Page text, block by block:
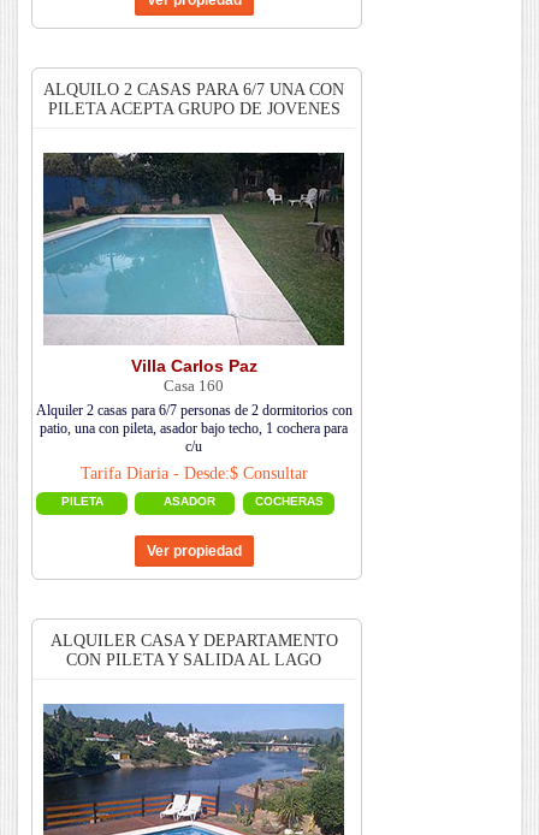
ALQUILO 2 CASAS PARA 6/7 UNA CON
PILETA ACEPTA GRUPO DE JOVENES
Villa Carlos Paz
Casa 160
Alquiler 2 casas para 6/7 personas de 2 dormitorios con
patio, una con pileta, asador bajo techo, 1 cochera para
c/u
Tarifa Diaria - Desde:$ Consultar
PILETA ASADOR COCHERAS
ALQUILER CASA Y DEPARTAMENTO
CON PILETA Y SALIDA AL LAGO